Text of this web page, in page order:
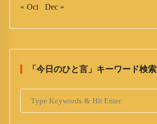
« Oct Dec »
「今日のひと言」キーワード検索